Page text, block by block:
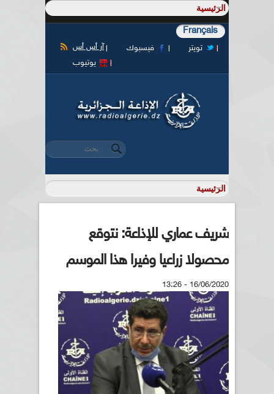
Français
آر أس أس فيسبوك
تويتر
يوتيوب
استمارة البحث
‏بحث ‏
شريف عماري للإذاعة: نتوقع
محصولا زراعيا وفيرا هذا الموسم
16/06/2020 - 13:26